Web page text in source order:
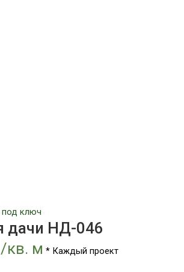
ключ
дачи НД-046
/кв. м * Каждый проект